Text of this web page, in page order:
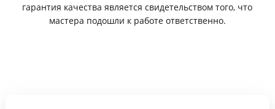
гарантия качества является свидетельством того, что
мастера подошли к работе ответственно.